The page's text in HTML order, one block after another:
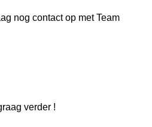
nog contact op met Team
verder !